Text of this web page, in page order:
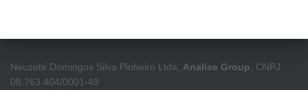
Neuzete Domingos Silva Pinheiro Ltda, Analise Group, CNPJ
08.763.404/0001-49